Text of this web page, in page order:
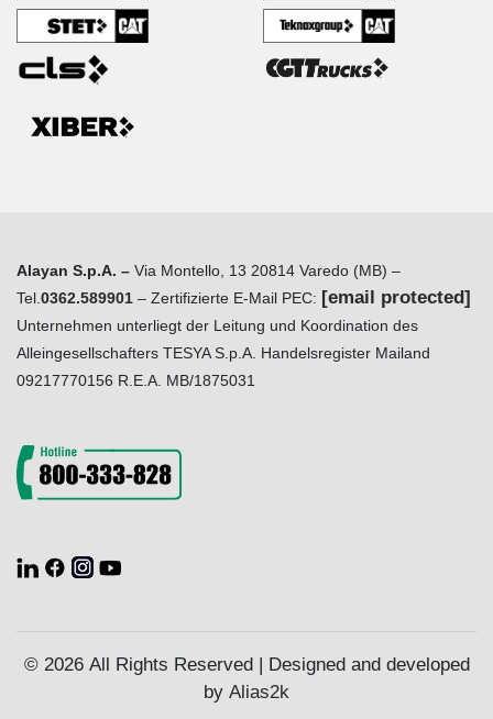
Alayan S.p.A. – Via Montello, 13 20814 Varedo (MB) –
Tel. 0362.589901 – Zertifizierte E-Mail PEC: [email protected]
Unternehmen unterliegt der Leitung und Koordination des
Alleingesellschafters TESYA S.p.A. Handelsregister Mailand
09217770156 R.E.A. MB/1875031
© 2026 All Rights Reserved | Designed and developed
by Alias2k